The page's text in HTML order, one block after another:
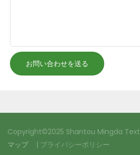
お問い合わせを送る
Copyright©2025 Shantou Mingda
マップ
| プライバシーポリシー